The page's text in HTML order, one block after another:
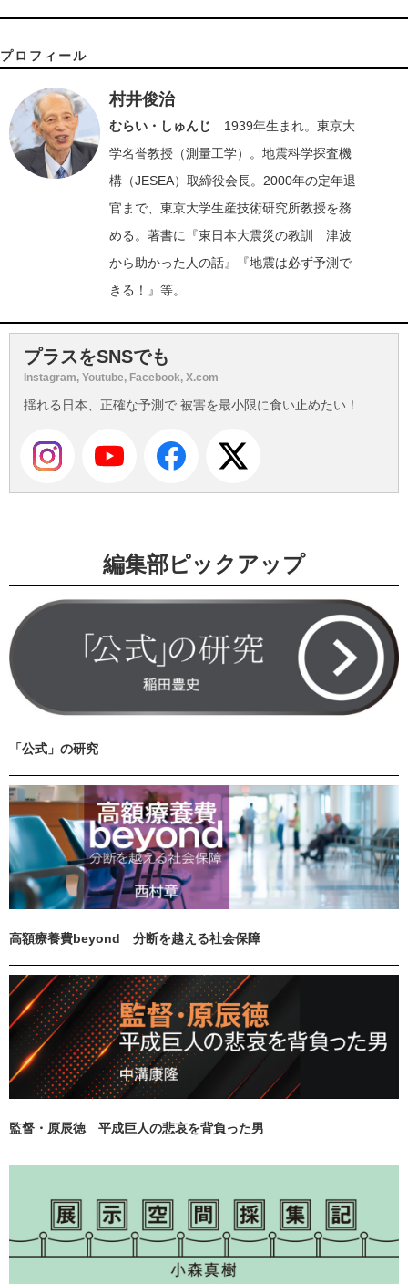
プロフィール
村井俊治
むらい・しゅんじ 1939年生まれ。東京大
学名誉教授（測量工学）。地震科学探査機
構（JESEA）取締役会長。2000年の定年退
官まで、東京大学生産技術研究所教授を務
める。著書に『東日本大震災の教訓 津波
から助かった人の話』『地震は必ず予測で
きる！』等。
プラスをSNSでも
Instagram, Youtube, Facebook, X.com
揺れる日本、正確な予測で 被害を最小限に食い止めたい！
編集部ピックアップ
「公式」の研究
高額療養費beyond 分断を越える社会保障
監督・原辰徳 平成巨人の悲哀を背負った男